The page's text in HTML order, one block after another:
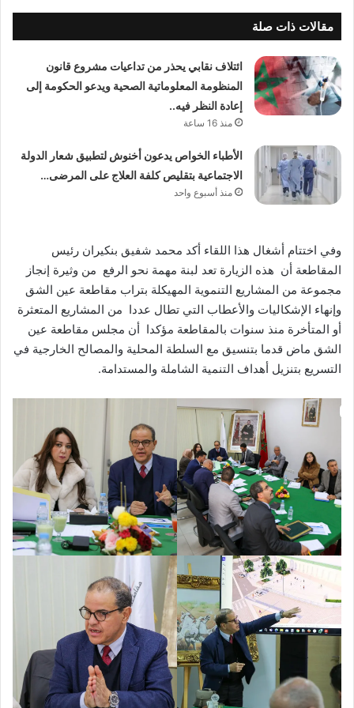
مقالات ذات صلة
ائتلاف نقابي يحذر من تداعيات مشروع قانون
المنظومة المعلوماتية الصحية ويدعو الحكومة إلى
إعادة النظر فيه..
منذ 16 ساعة
الأطباء الخواص يدعون أخنوش لتطبيق شعار الدولة
الاجتماعية بتقليص كلفة العلاج على المرضى…
منذ أسبوع واحد
وفي اختتام أشغال هذا اللقاء أكد محمد شفيق بنكيران رئيس
المقاطعة أن هذه الزيارة تعد لبنة مهمة نحو الرفع من وثيرة إنجاز
مجموعة من المشاريع التنموية المهيكلة بتراب مقاطعة عين الشق
وإنهاء الإشكاليات والأعطاب التي تطال عددا من المشاريع المتعثرة
أو المتأخرة منذ سنوات بالمقاطعة مؤكدا أن مجلس مقاطعة عين
الشق ماض قدما بتنسيق مع السلطة المحلية والمصالح الخارجية في
التسريع بتنزيل أهداف التنمية الشاملة والمستدامة.